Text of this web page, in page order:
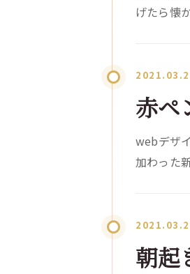
げたら懐
赤ペ
webデザ
加わった
朝起